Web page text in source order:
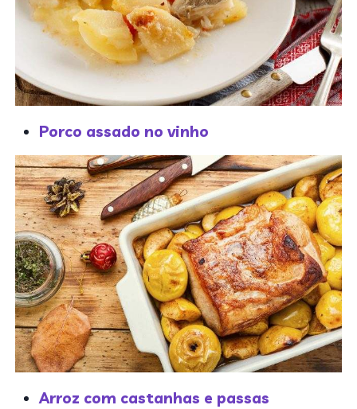
Porco assado no vinho
Arroz com castanhas e passas